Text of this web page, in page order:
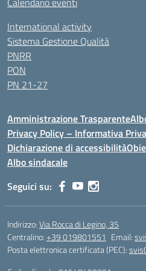
International activity
Sistema Gestione Qualità
PNRR
PON
PN 21-27
Amministrazione Trasparente
Privacy Policy – Informativa
Dichiarazione di accessibilità
Albo sindacale
Seguici su:
Indirizzo:Via Rocca di Legino, 35
Centralino:+39 019801551 Email:
Posta elettronica certificata (PEC):